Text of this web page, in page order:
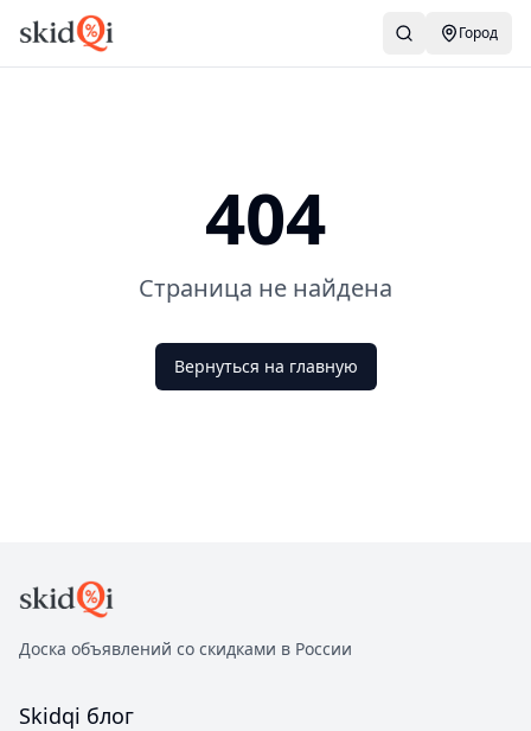
Город
404
Страница не найдена
Вернуться на главную
Доска объявлений со скидками в России
Skidqi блог